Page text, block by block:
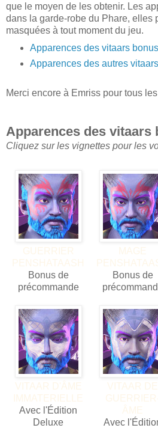
que le moyen de les obtenir. Les
dans la garde-robe du Phare, elles
masquées à tout moment du jeu.
Apparences des vitaars bonus
Apparences des autres vitaars
Merci encore à Emriss pour tous
Apparences des vitaars
Cliquez sur les vignettes pour les
GUERRIER
PENSHATAASH
Bonus de
précommande
MAGE
Bonus de
VITAAR D'ÂME
IMMATERIELLE
Avec l'Édition
Deluxe
VITAAR DE
ÂME
Avec